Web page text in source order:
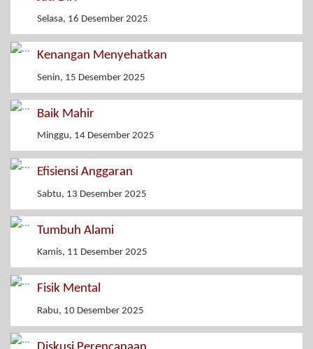
Selasa, 16 Desember 2025
Kenangan Menyehatkan
Senin, 15 Desember 2025
Baik Mahir
Minggu, 14 Desember 2025
Efisiensi Anggaran
Sabtu, 13 Desember 2025
Tumbuh Alami
Kamis, 11 Desember 2025
Fisik Mental
Rabu, 10 Desember 2025